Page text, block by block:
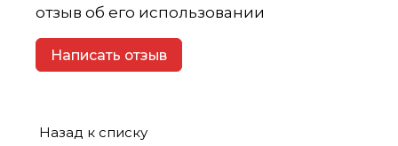
отзыв об его использовании
Написать отзыв
Назад к списку